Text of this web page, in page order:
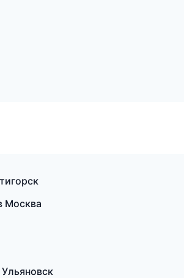
Москва